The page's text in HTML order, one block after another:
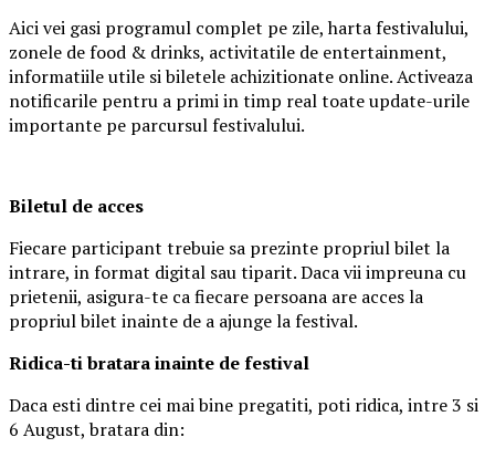
Aici vei gasi programul complet pe zile, harta festivalului,
zonele de food & drinks, activitatile de entertainment,
informatiile utile si biletele achizitionate online. Activeaza
notificarile pentru a primi in timp real toate update-urile
importante pe parcursul festivalului.
Biletul de acces
Fiecare participant trebuie sa prezinte propriul bilet la
intrare, in format digital sau tiparit. Daca vii impreuna cu
prietenii, asigura-te ca fiecare persoana are acces la
propriul bilet inainte de a ajunge la festival.
Ridica-ti bratarainainte de festival
Daca esti dintre cei mai bine pregatiti, poti ridica, intre 3 si
6 August, bratara din: